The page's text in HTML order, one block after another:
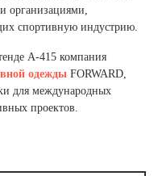
организациями,
спортивную индустрию.
А-415 компания
одежды FORWARD,
для международных
проектов.